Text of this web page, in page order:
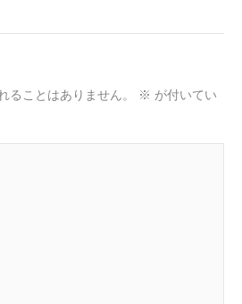
ることはありません。 ※ が付いてい